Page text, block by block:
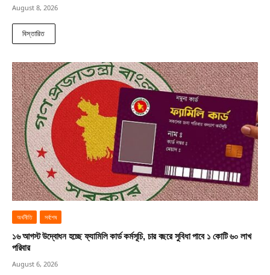
August 8, 2026
বিস্তারিত
অর্থনীতি সর্বশেষ
১৬ আগস্ট উদ্বোধন হচ্ছে ফ্যামিলি কার্ড কর্মসূচি, চার বছরে সুবিধা পাবে ১ কোটি ৬০ লাখ
পরিবার
August 6, 2026